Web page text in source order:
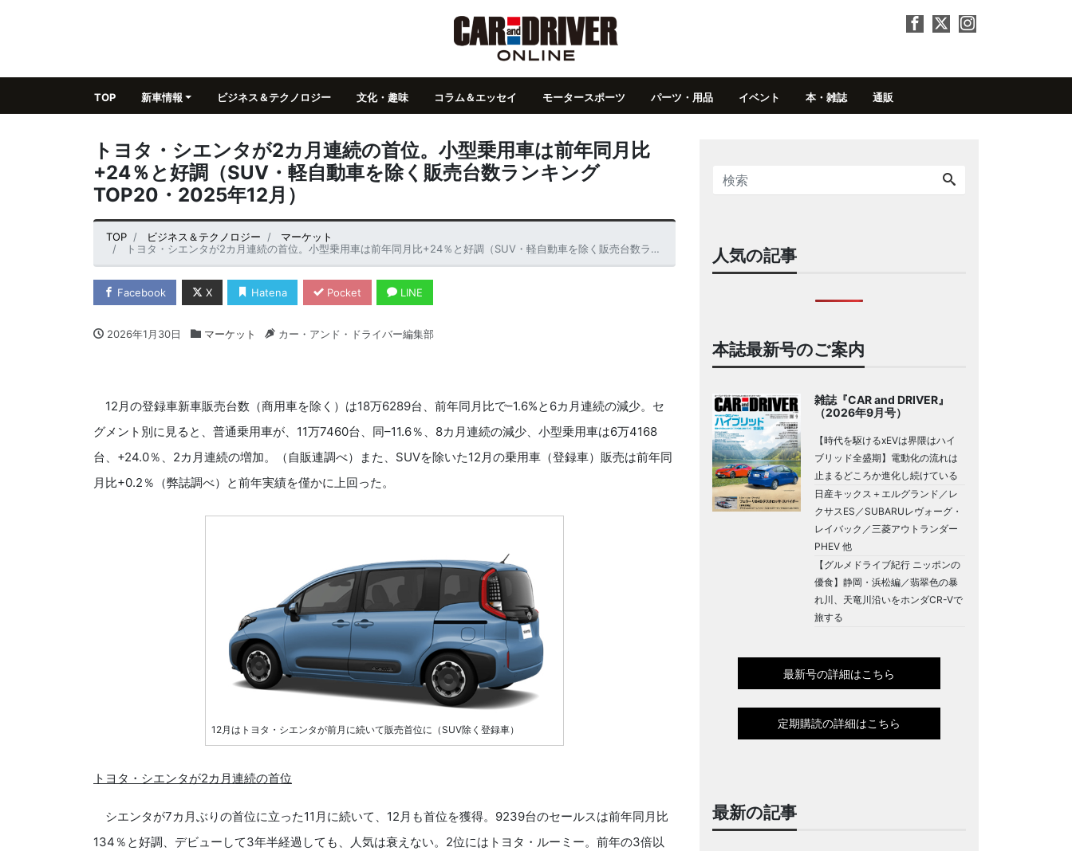
TOP 新車情報 ビジネス＆テクノロジー 文化・趣味 コラム＆エッセイ モータースポーツ パーツ・用品 イベント 本・雑誌 通販
トヨタ・シエンタが2カ月連続の首位。小型乗用車は前年同月比
+24％と好調（SUV・軽自動車を除く販売台数ランキング
TOP20・2025年12月）
TOP ビジネス＆テクノロジー
マーケット
トヨタ・シエンタが2カ月連続の首位。小型乗用車は前年同月比+24％と好調（SUV・軽自動車を除く販売台数ランキングTOP20・2025年12月）
Facebook X Hatena Pocket LINE
2026年1月30日 マーケット カー・アンド・ドライバー編集部
12月の登録車新車販売台数（商用車を除く）は18万6289台、前年同月比で–1.6%と6カ月連続の減少。セ
グメント別に見ると、普通乗用車が、11万7460台、同–11.6％、8カ月連続の減少、小型乗用車は6万4168
台、+24.0％、2カ月連続の増加。（自販連調べ）また、SUVを除いた12月の乗用車（登録車）販売は前年同
月比+0.2％（弊誌調べ）と前年実績を僅かに上回った。
12月はトヨタ・シエンタが前月に続いて販売首位に（SUV除く登録車）
トヨタ・シエンタが2カ月連続の首位
シエンタが7カ月ぶりの首位に立った11月に続いて、12月も首位を獲得。9239台のセールスは前年同月比
134％と好調、デビューして3年半経過しても、人気は衰えない。2位にはトヨタ・ルーミー。前年の3倍以
人気の記事
本誌最新号のご案内
雑誌『CAR and DRIVER』
（2026年9月号）
【時代を駆けるxEVは界隈はハイ
ブリッド全盛期】電動化の流れは
止まるどころか進化し続けている
日産キックス＋エルグランド／レ
クサスES／SUBARUレヴォーグ・
レイバック／三菱アウトランダー
PHEV 他
【グルメドライブ紀行 ニッポンの
優食】静岡・浜松編／翡翠色の暴
れ川、天竜川沿いをホンダCR-Vで
旅する
最新号の詳細はこちら
定期購読の詳細はこちら
最新の記事